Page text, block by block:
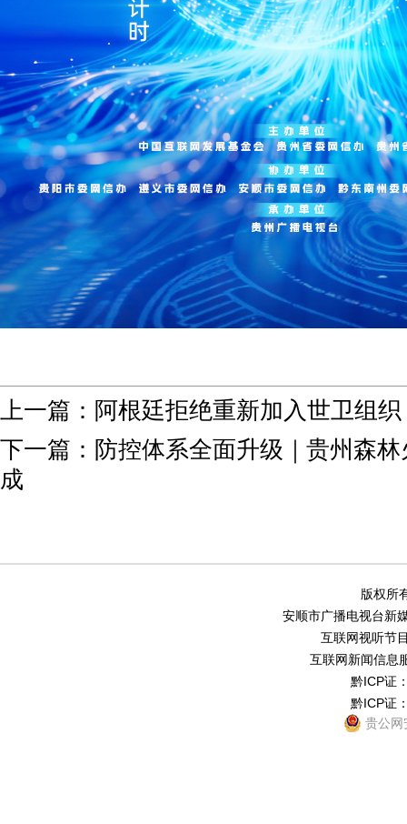
上一篇： 阿根廷拒绝重新加入世卫组织
下一篇： 防控体系全面升级｜贵州森
成
版权所
安顺市广播电视台新
互联网视听节
互联网新闻信息
黔ICP证
黔ICP证
贵公